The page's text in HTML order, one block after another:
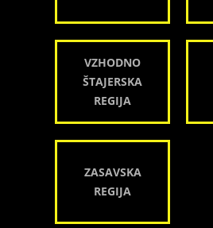
VZHODNO
ŠTAJERSKA
REGIJA
ZASAVSKA
REGIJA